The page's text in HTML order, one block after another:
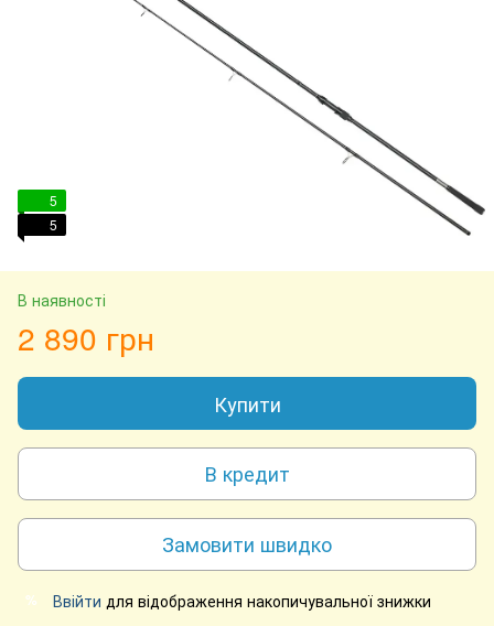
5
5
В наявності
2 890 грн
Купити
В кредит
Замовити швидко
% Ввійти для відображення накопичувальної знижки